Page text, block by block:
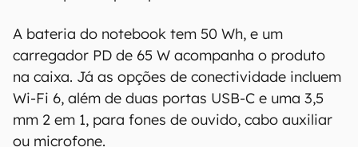
Como o nome sugere, ele traz um processador
AMD Ryzen 5 5600U, com 16 GB de RAM
LPDDR4x e 512 GB de armazenamento interno
via SSD. O produto ainda traz dois speakers
internos com suporte para Dolby Atmos, Modern
Standby para baixo consumo de energia quando